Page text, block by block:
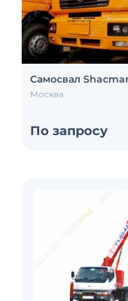
Самосвал
Москва
По запросу